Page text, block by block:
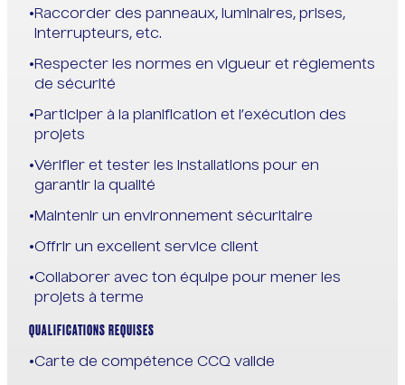
Raccorder des panneaux, luminaires, prises,
interrupteurs, etc.
Respecter les normes en vigueur et règlements
de sécurité
Participer à la planification et l’exécution des
projets
Vérifier et tester les installations pour en
garantir la qualité
Maintenir un environnement sécuritaire
Offrir un excellent service client
Collaborer avec ton équipe pour mener les
projets à terme
QUALIFICATIONS REQUISES
Carte de compétence CCQ valide